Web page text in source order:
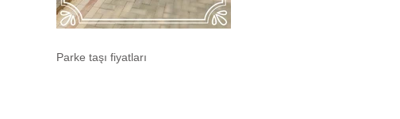
Parke taşı fiyatları